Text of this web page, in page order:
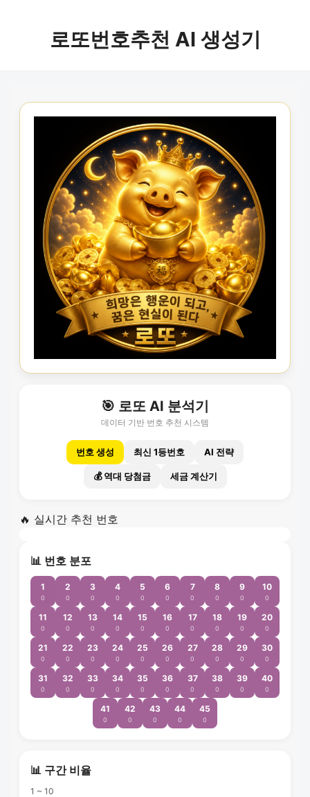
로또번호추천 AI 생성기
🎯 로또 AI 분석기
데이터 기반 번호 추천 시스템
번호 생성 최신 1등번호 AI 전략
💰 역대 당첨금 세금 계산기
🔥 실시간 추천 번호
📊 번호 분포
1
0
2
0
3
0
4
0
5
0
6
0
7
0
8
0
9
0
10
0
11
0
12
0
13
0
14
0
15
0
16
0
17
0
18
0
19
0
20
0
21
0
22
0
23
0
24
0
25
0
26
0
27
0
28
0
29
0
30
0
31
0
32
0
33
0
34
0
35
0
36
0
37
0
38
0
39
0
40
0
41
0
42
0
43
0
44
0
45
0
📊 구간 비율
1 ~ 10